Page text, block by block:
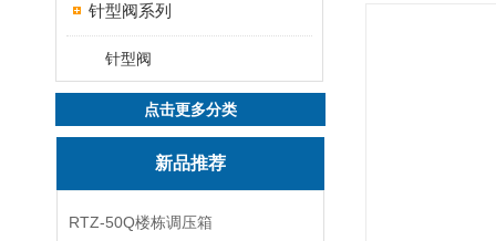
针型阀系列
针型阀
点击更多分类
新品推荐
RTZ-50Q楼栋调压箱